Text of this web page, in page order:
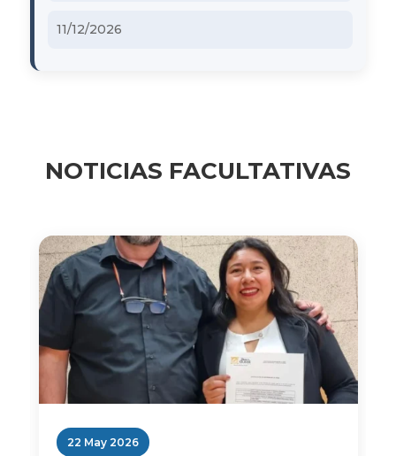
11/12/2026
NOTICIAS FACULTATIVAS
22 May 2026